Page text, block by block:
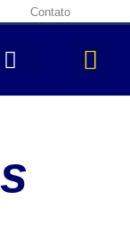
Contato